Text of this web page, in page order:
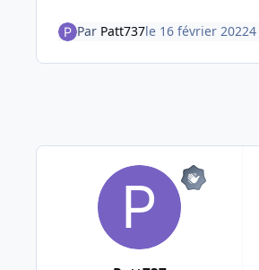
Par Patt737le 16 février 20224